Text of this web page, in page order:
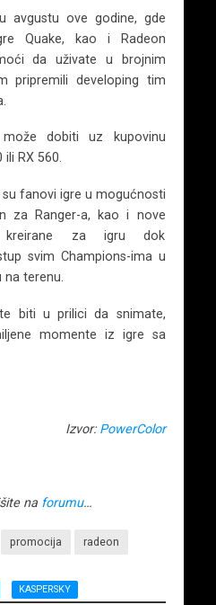
avgustu ove godine, gde
Quake, kao i Radeon
da uživate u brojnim
pripremili developing tim
dobiti uz kupovinu
ili RX 560.
su fanovi igre u mogućnosti
za Ranger-a, kao i nove
kreirane za igru dok
svim Champions-ima u
na terenu.
biti u prilici da snimate,
momente iz igre sa
Izvor: PowerColor
na forumu…
promocija radeon
KASPERSKY